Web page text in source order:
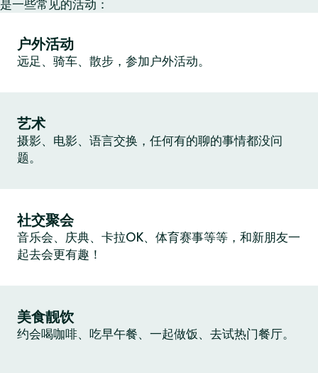
是一些常见的活动：
户外活动
远足、骑车、散步，参加户外活动。
艺术
摄影、电影、语言交换，任何有的聊的事情都没问
题。
社交聚会
音乐会、庆典、卡拉OK、体育赛事等等，和新朋友一
起去会更有趣！
美食靓饮
约会喝咖啡、吃早午餐、一起做饭、去试热门餐厅。